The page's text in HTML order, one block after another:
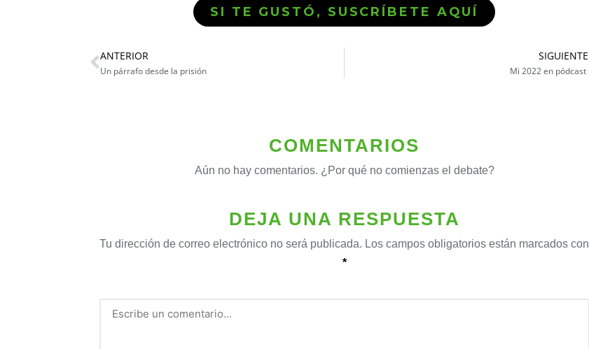
SI TE GUSTÓ, SUSCRÍBETE AQUÍ
ANTERIOR
Un párrafo desde la prisión
SIGUIENTE
Mi 2022 en pódcast
COMENTARIOS
Aún no hay comentarios. ¿Por qué no comienzas el debate?
DEJA UNA RESPUESTA
Tu dirección de correo electrónico no será publicada. Los campos obligatorios están marcados con
*